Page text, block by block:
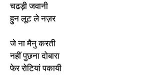
चढड़ी जवानी
हुन लूट ले नज़र
जे ना मैनु करती
नहीं पुछना दोबारा
फेर रोटियां पकायी